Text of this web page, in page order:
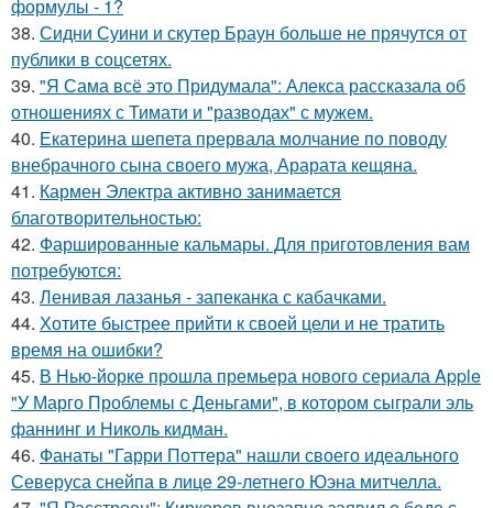
формулы - 1?
38. Сидни Суини и скутер Браун больше не прячутся от
публики в соцсетях.
39. "Я Сама всё это Придумала": Алекса рассказала об
отношениях с Тимати и "разводах" с мужем.
40. Екатерина шепета прервала молчание по поводу
внебрачного сына своего мужа, Арарата кещяна.
41. Кармен Электра активно занимается
благотворительностью:
42. Фаршированные кальмары. Для приготовления вам
потребуются:
43. Ленивая лазанья - запеканка с кабачками.
44. Хотите быстрее прийти к своей цели и не тратить
время на ошибки?
45. В Нью-йорке прошла премьера нового сериала Apple
"У Марго Проблемы с Деньгами", в котором сыграли эль
фаннинг и Николь кидман.
46. Фанаты "Гарри Поттера" нашли своего идеального
Северуса снейпа в лице 29-летнего Юэна митчелла.